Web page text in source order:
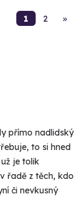
1 2 »
přímo nadlidský
to si hned
je tolik
řadě z těch, kdo
či nevkusný